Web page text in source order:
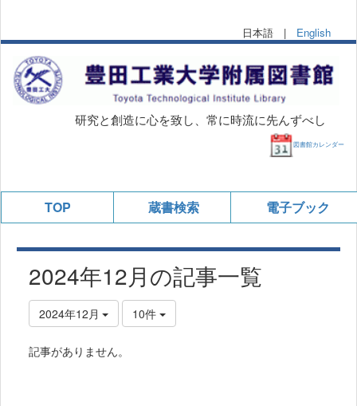
日本語 | English
研究と創造に心を致し、常に時流に先んずべし
図書館カレンダー
TOP 蔵書検索 電子ブック
2024年12月の記事一覧
2024年12月 10件
記事がありません。